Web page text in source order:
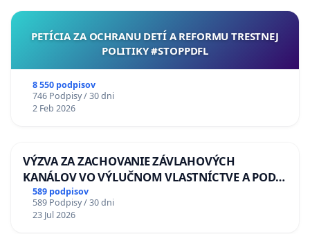
PETÍCIA ZA OCHRANU DETÍ A REFORMU TRESTNEJ
POLITIKY #STOPPDFL
8 550 podpisov
746 Podpisy / 30 dni
2 Feb 2026
VÝZVA ZA ZACHOVANIE ZÁVLAHOVÝCH
KANÁLOV VO VÝLUČNOM VLASTNÍCTVE A POD
KONTROLOU SLOVENSKEJ REPUBLIKY & žiadosť
na riešenie zanedbaného stavu závlahových a
odvodňovacích kanálov na Slovensku
589 podpisov
589 Podpisy / 30 dni
23 Jul 2026